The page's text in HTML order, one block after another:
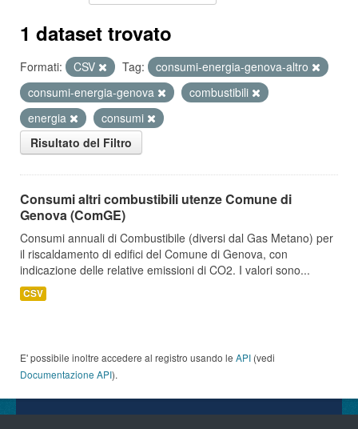
1 dataset trovato
Formati: CSV Tag:
consumi-energia-genova-altro
consumi-energia-genova
combustibili
energia
consumi
Risultato del Filtro
Consumi altri combustibili utenze Comune di
Genova (ComGE)
Consumi annuali di Combustibile (diversi dal Gas Metano) per
il riscaldamento di edifici del Comune di Genova, con
indicazione delle relative emissioni di CO2. I valori sono...
CSV
E' possibile inoltre accedere al registro usando le API (vedi
Documentazione API).